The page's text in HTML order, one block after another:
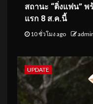
สถานะ “ติ่งแฟน”
แรก 8 ส.ค.นี้
10 ชั่วโมง ago
UPDATE